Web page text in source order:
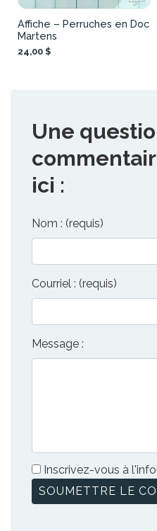
Affiche – Perruches en Doc
Martens
24,00 $
Une
ici :
Nom : (requis)
Courriel : (requis)
Message :
Inscrivez-vous à